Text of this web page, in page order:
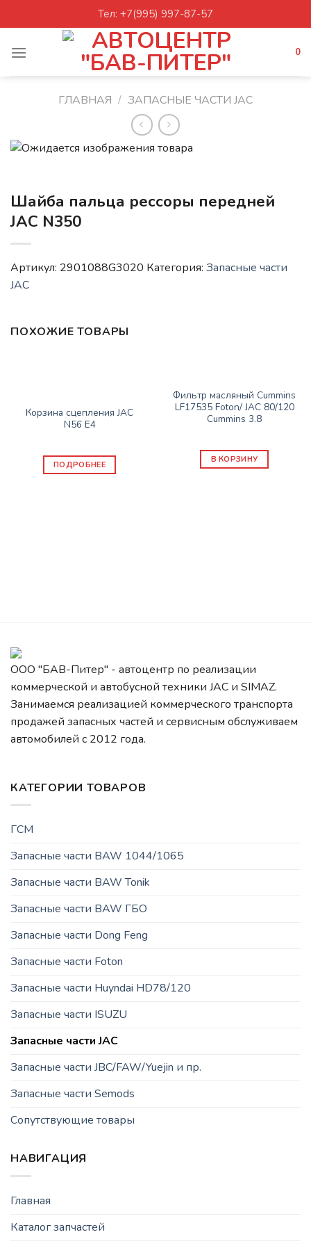
to
Тел: +7(995) 997-87-57
0
ГЛАВНАЯ / ЗАПАСНЫЕ ЧАСТИ JAC
Шайба пальца рессоры передней
JAC N350
Артикул: 2901088G3020 Категория: Запасные части
JAC
ПОХОЖИЕ ТОВАРЫ
Корзина сцепления JAC
N56 E4
ПОДРОБНЕЕ
Фильтр масляный Cummins
LF17535 Foton/ JAC 80/120
Cummins 3.8
В КОРЗИНУ
ООО "БАВ-Питер" - автоцентр по реализации
коммерческой и автобусной техники JAC и SIMAZ.
Занимаемся реализацией коммерческого транспорта
продажей запасных частей и сервисным обслуживаем
автомобилей c 2012 года.
КАТЕГОРИИ ТОВАРОВ
ГСМ
Запасные части BAW 1044/1065
Запасные части BAW Tonik
Запасные части BAW ГБО
Запасные части Dong Feng
Запасные части Foton
Запасные части Huyndai HD78/120
Запасные части ISUZU
Запасные части JAC
Запасные части JBC/FAW/Yuejin и пр.
Запасные части Semods
Сопутствующие товары
НАВИГАЦИЯ
Главная
Каталог запчастей